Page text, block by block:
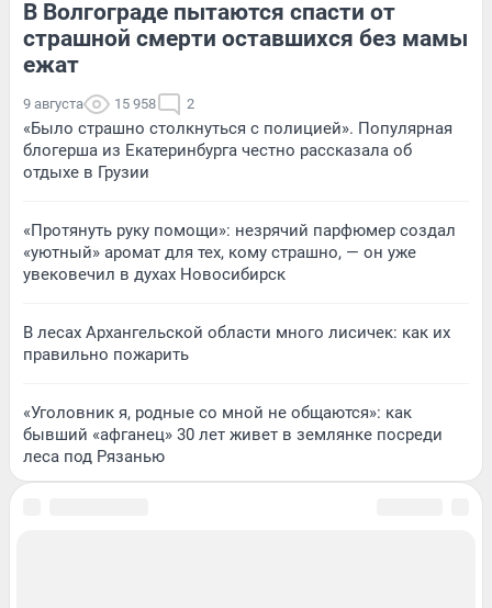
В Волгограде пытаются спасти от
страшной смерти оставшихся без мамы
ежат
9 августа 15 958 2
«Было страшно столкнуться с полицией». Популярная
блогерша из Екатеринбурга честно рассказала об
отдыхе в Грузии
«Протянуть руку помощи»: незрячий парфюмер создал
«уютный» аромат для тех, кому страшно, — он уже
увековечил в духах Новосибирск
В лесах Архангельской области много лисичек: как их
правильно пожарить
«Уголовник я, родные со мной не общаются»: как
бывший «афганец» 30 лет живет в землянке посреди
леса под Рязанью